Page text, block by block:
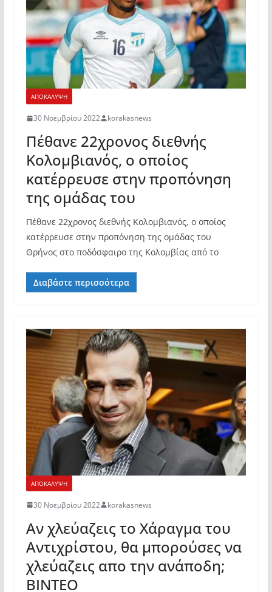
ΑΠΟΚΑΛΥΨΗ
30 Νοεμβρίου 2022 korakasnews
Πέθανε 22χρονος διεθνής
Κολομβιανός, ο οποίος
κατέρρευσε στην προπόνηση
της ομάδας του
Πέθανε 22χρονος διεθνής Κολομβιανός, ο οποίος
κατέρρευσε στην προπόνηση της ομάδας του
Θρήνος στο ποδόσφαιρο της Κολομβίας από το
Διαβάστε περισσότερα
ΑΠΟΚΑΛΥΨΗ
30 Νοεμβρίου 2022 korakasnews
Αν χλεύαζεις το Χάραγμα του
Αντιχρίστου, θα μπορούσες να
χλεύαζεις απο την ανάποδη;
ΒΙΝΤΕΟ